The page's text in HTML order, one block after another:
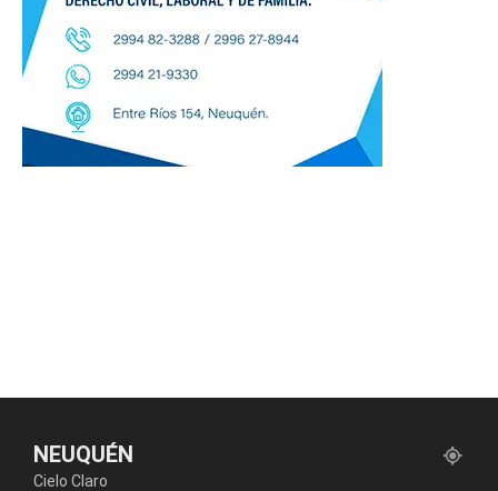
NEUQUÉN
Cielo Claro